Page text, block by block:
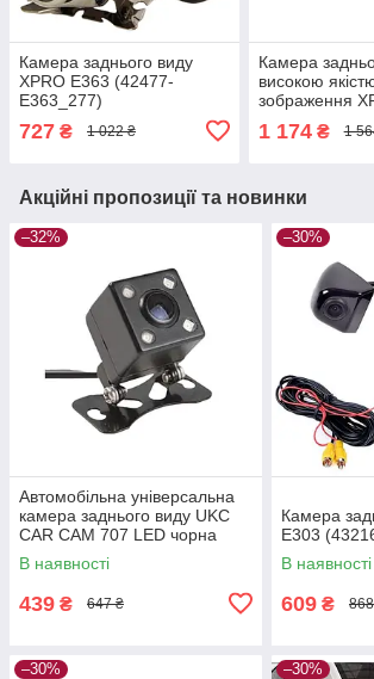
Камера заднього виду
XPRO E363 (42477-
E363_277)
727 ₴ 1 022 ₴
Камера
високою
зображення
Volkswagen
_645)
1 174₴ 1
Акційні пропозиції та новинки
–32%
Автомобільна універсальна
камера заднього виду UKC
CAR CAM 707 LED чорна
(UKC 707_282)
В наявності
439 ₴ 647 ₴
–30%
Камера
E303
В наявності
609 ₴
–30% –30%